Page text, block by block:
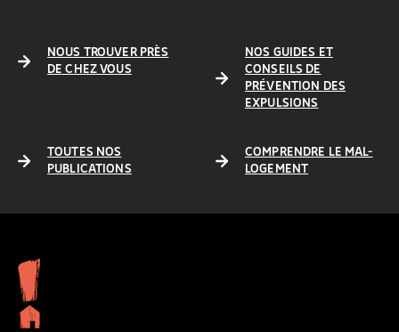
NOUS TROUVER PRÈS
DE CHEZ VOUS
NOS GUIDES ET
CONSEILS DE
PRÉVENTION DES
EXPULSIONS
TOUTES NOS
PUBLICATIONS
COMPRENDRE LE MAL-
LOGEMENT